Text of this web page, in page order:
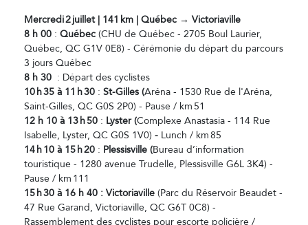
Mercredi2juillet | 141 km | Québec → Victoriaville
8 h 00 : Québec (CHU de Québec - 2705 Boul Laurier,
Québec, QC G1V 0E8) - Cérémonie du départ du parcours
3 jours Québec
8 h 30 : Départ des cyclistes
10h35 à 11 h30 : St-Gilles (Aréna - 1530 Rue de l'Aréna,
Saint-Gilles, QC G0S 2P0) - Pause / km 51
12 h 10 à 13h50 : Lyster (Complexe Anastasia - 114 Rue
Isabelle, Lyster, QC G0S 1V0) - Lunch / km 85
14h10 à 15h20 : Plessisville (Bureau d’information
touristique - 1280 avenue Trudelle, Plessisville G6L 3K4) -
Pause / km 111
15h30 à 16 h 40 : Victoriaville (Parc du Réservoir Beaudet -
47 Rue Garand, Victoriaville, QC G6T 0C8) -
Rassemblement des cyclistes pour escorte policière /